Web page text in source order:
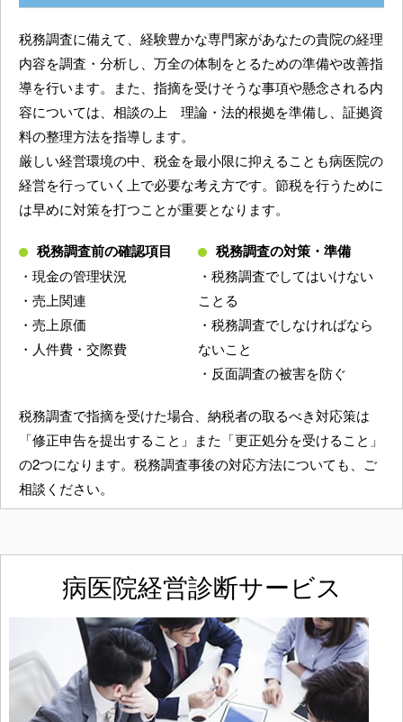
税務調査に備えて、経験豊かな専門家があなたの貴院の経理
内容を調査・分析し、万全の体制をとるための準備や改善指
導を行います。また、指摘を受けそうな事項や懸念される内
容については、相談の上 理論・法的根拠を準備し、証拠資
料の整理方法を指導します。
厳しい経営環境の中、税金を最小限に抑えることも病医院の
経営を行っていく上で必要な考え方です。節税を行うために
は早めに対策を打つことが重要となります。
税務調査前の確認項目
・現金の管理状況
・売上関連
・売上原価
・人件費・交際費
税務調査の対策・準備
・税務調査でしてはいけない
ことる
・税務調査でしなければなら
ないこと
・反面調査の被害を防ぐ
税務調査で指摘を受けた場合、納税者の取るべき対応策は
「修正申告を提出すること」また「更正処分を受けること」
の2つになります。税務調査事後の対応方法についても、ご
相談ください。
病医院経営診断サービス